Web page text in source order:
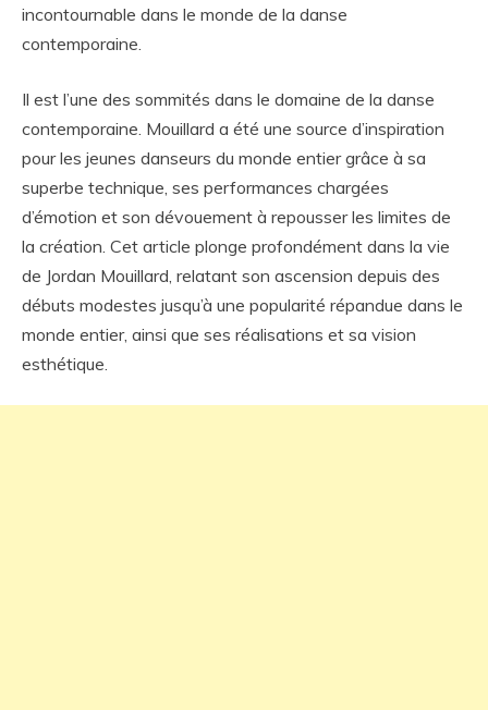
incontournable dans le monde de la danse
contemporaine.
Il est l’une des sommités dans le domaine de la danse
contemporaine. Mouillard a été une source d’inspiration
pour les jeunes danseurs du monde entier grâce à sa
superbe technique, ses performances chargées
d’émotion et son dévouement à repousser les limites de
la création. Cet article plonge profondément dans la vie
de Jordan Mouillard, relatant son ascension depuis des
débuts modestes jusqu’à une popularité répandue dans le
monde entier, ainsi que ses réalisations et sa vision
esthétique.